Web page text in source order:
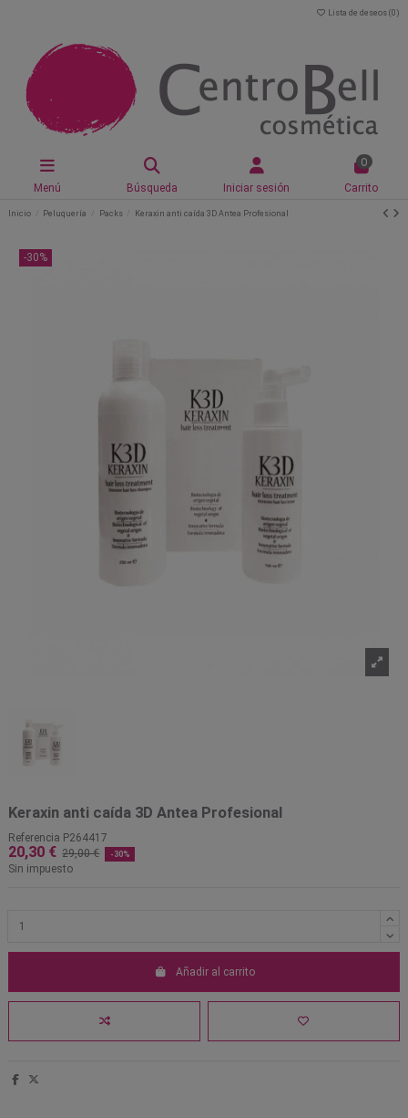
Lista de deseos (0 )
Menú Búsqueda Iniciar sesión
0
Carrito
Inicio Peluquería Packs Keraxin anti caída 3D Antea Profesional
-30%
Keraxin anti caída 3D Antea Profesional
Referencia P264417
20,30 € 29,00 € -30%
Sin impuesto
Añadir al carrito